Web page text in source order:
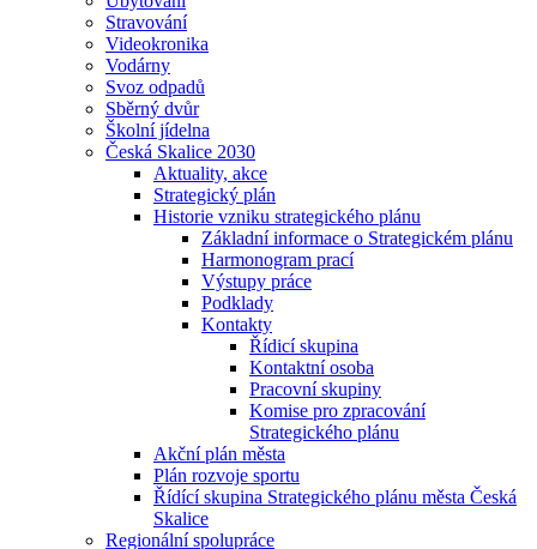
Stravování
Videokronika
Vodárny
Svoz odpadů
Sběrný dvůr
Školní jídelna
Česká Skalice 2030
Aktuality, akce
Strategický plán
Historie vzniku strategického plánu
Základní informace o Strategickém plánu
Harmonogram prací
Výstupy práce
Podklady
Kontakty
Řídicí skupina
Kontaktní osoba
Pracovní skupiny
Komise pro zpracování
Strategického plánu
Akční plán města
Plán rozvoje sportu
Řídící skupina Strategického plánu města Česká
Skalice
Regionální spolupráce